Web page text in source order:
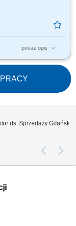
pokaż opis
i zarządzanie
Konsultantów ds.
portfela
wsparcia
ds. Sprzedaży Gdańsk